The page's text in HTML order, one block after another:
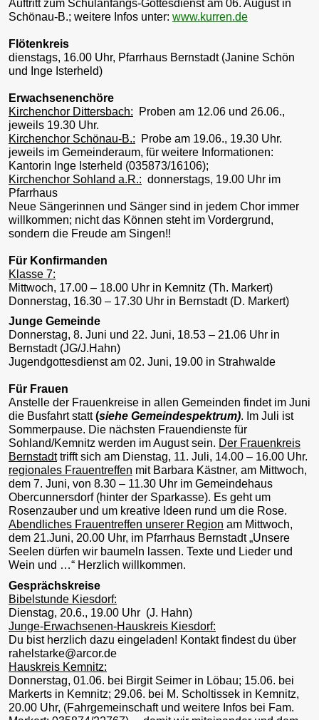
Auftritt zum Schulanfangs-Gottesdienst am 06. August in
Schönau-B.; weitere Infos unter: www.kurren.de
Flötenkreis
dienstags, 16.00 Uhr, Pfarrhaus Bernstadt (Janine Schön
und Inge Isterheld)
Erwachsenenchöre
Kirchenchor Dittersbach: Proben am 12.06 und 26.06.,
jeweils 19.30 Uhr.
Kirchenchor Schönau-B.: Probe am 19.06., 19.30 Uhr.
jeweils im Gemeinderaum, für weitere Informationen:
Kantorin Inge Isterheld (035873/16106);
Kirchenchor Sohland a.R.: donnerstags, 19.00 Uhr im
Pfarrhaus
Neue Sängerinnen und Sänger sind in jedem Chor immer
willkommen; nicht das Können steht im Vordergrund,
sondern die Freude am Singen!!
Für Konfirmanden
Klasse 7:
Mittwoch, 17.00 – 18.00 Uhr in Kemnitz (Th. Markert)
Donnerstag, 16.30 – 17.30 Uhr in Bernstadt (D. Markert)
Junge Gemeinde
Donnerstag, 8. Juni und 22. Juni, 18.53 – 21.06 Uhr in
Bernstadt (JG/J.Hahn)
Jugendgottesdienst am 02. Juni, 19.00 in Strahwalde
Für Frauen
Anstelle der Frauenkreise in allen Gemeinden findet im Juni
die Busfahrt statt(siehe Gemeindespektrum). Im Juli ist
Sommerpause. Die nächsten Frauendienste für
Sohland/Kemnitz werden im August sein. Der Frauenkreis
Bernstadttrifft sich am Dienstag, 11. Juli, 14.00 – 16.00 Uhr.
regionales Frauentreffen mit Barbara Kästner, am Mittwoch,
dem 7. Juni, von 8.30 – 11.30 Uhr im Gemeindehaus
Obercunnersdorf (hinter der Sparkasse). Es geht um
Rosenzauber und um kreative Ideen rund um die Rose.
Abendliches Frauentreffen unserer Region am Mittwoch,
dem 21.Juni, 20.00 Uhr, im Pfarrhaus Bernstadt „Unsere
Seelen dürfen wir baumeln lassen. Texte und Lieder und
Wein und …“ Herzlich willkommen.
Gesprächskreise
Bibelstunde Kiesdorf:
Dienstag, 20.6., 19.00 Uhr (J. Hahn)
Junge-Erwachsenen-Hauskreis Kiesdorf:
Du bist herzlich dazu eingeladen! Kontakt findest du über
rahelstarke@arcor.de
Hauskreis Kemnitz:
Donnerstag, 01.06. bei Birgit Seimer in Löbau; 15.06. bei
Markerts in Kemnitz; 29.06. bei M. Scholtissek in Kemnitz,
20.00 Uhr, (Fahrgemeinschaft und weitere Infos bei Fam.